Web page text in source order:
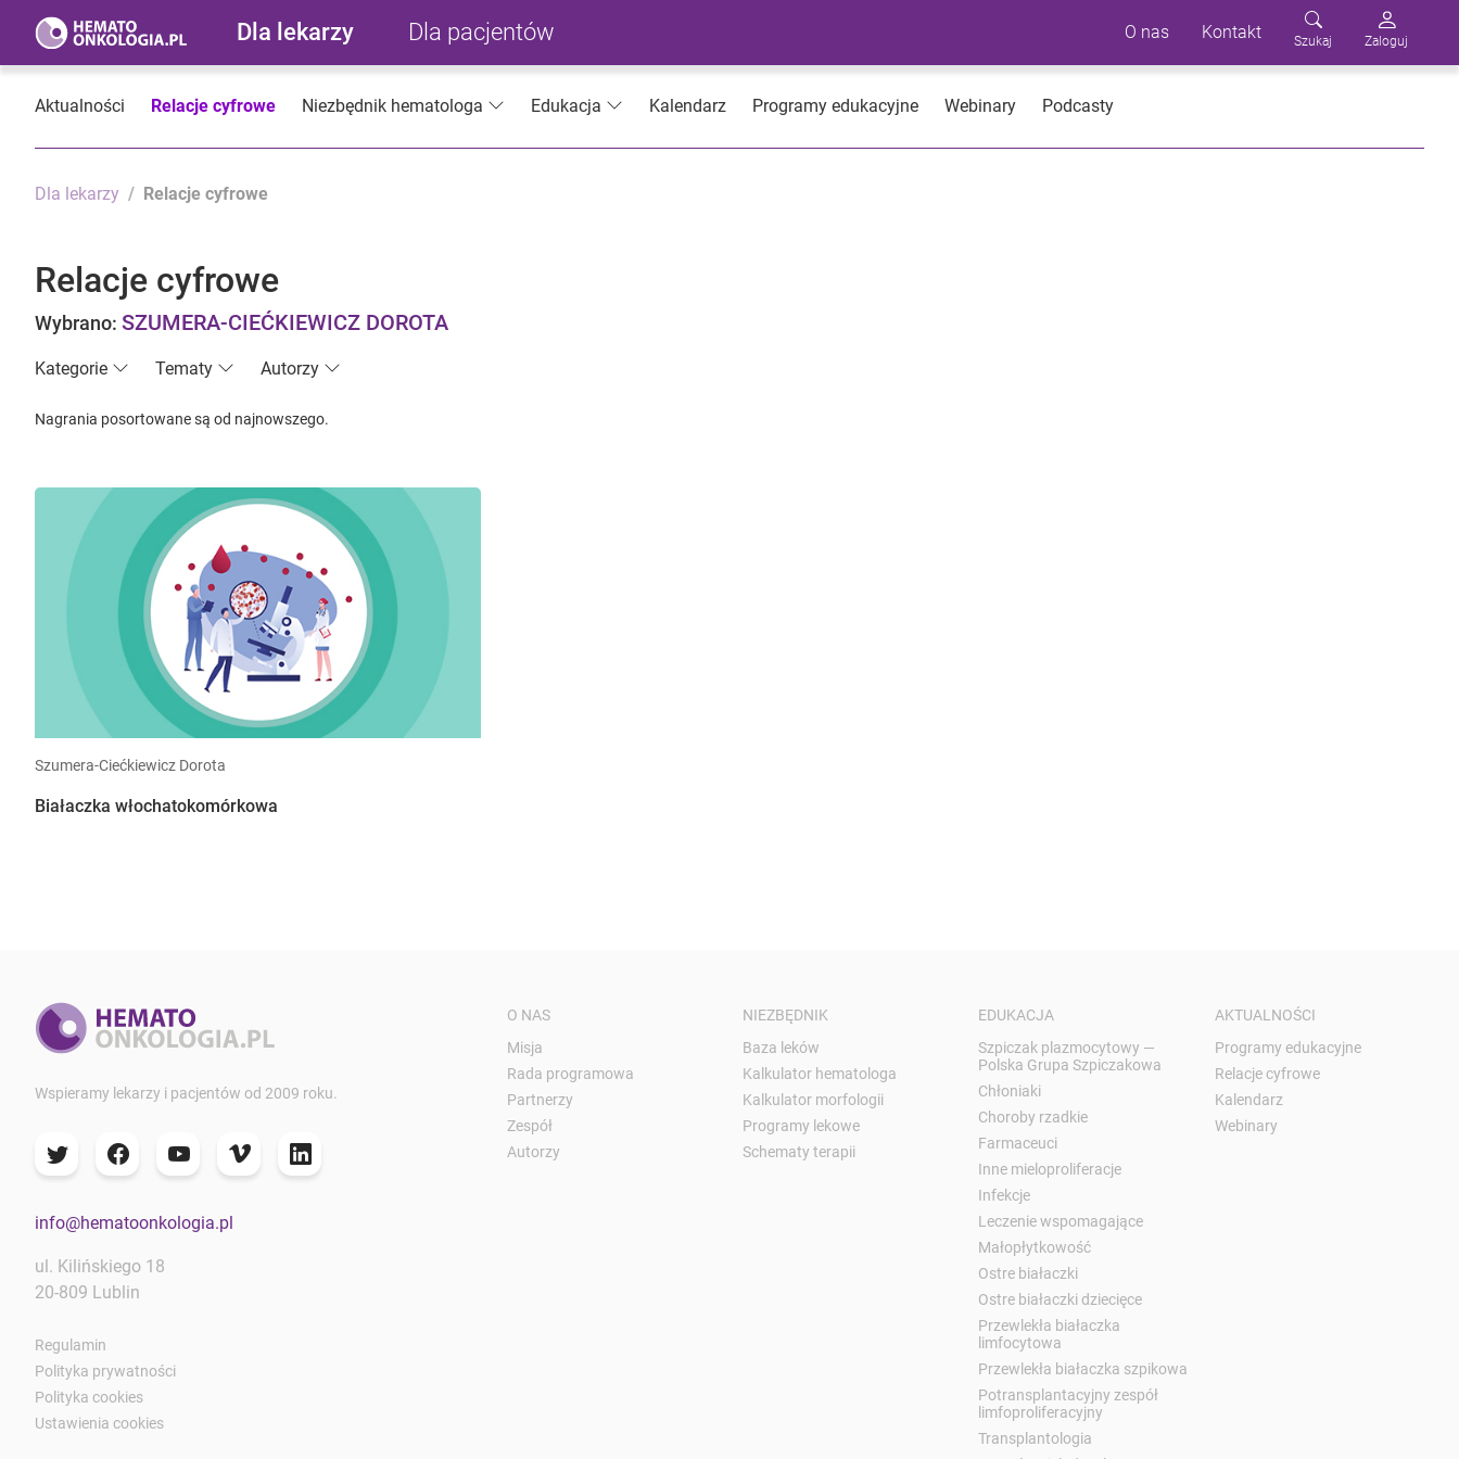
Dla lekarzy Dla pacjentów O nas Kontakt Szukaj Zaloguj
Aktualności Relacje cyfrowe Niezbędnik hematologa Edukacja Kalendarz Programy edukacyjne Webinary Podcasty
Dla lekarzy Relacje cyfrowe
Relacje cyfrowe
Wybrano: SZUMERA-CIEĆKIEWICZ DOROTA
Kategorie Tematy Autorzy
Nagrania posortowane są od najnowszego.
Szumera-Ciećkiewicz Dorota
Białaczka włochatokomórkowa
Wspieramy lekarzy i pacjentów od 2009 roku.
info@hematoonkologia.pl
ul. Kilińskiego 18
20-809 Lublin
Regulamin
Polityka prywatności
Polityka cookies
Ustawienia cookies
O NAS
Misja
Rada programowa
Partnerzy
Zespół
Autorzy
NIEZBĘDNIK
Baza leków
Kalkulator hematologa
Kalkulator morfologii
Programy lekowe
Schematy terapii
EDUKACJA
Szpiczak plazmocytowy —
Polska Grupa Szpiczakowa
Chłoniaki
Choroby rzadkie
Farmaceuci
Inne mieloproliferacje
Infekcje
Leczenie wspomagające
Małopłytkowość
Ostre białaczki
Ostre białaczki dziecięce
Przewlekła białaczka
limfocytowa
Przewlekła białaczka szpikowa
Potransplantacyjny zespół
limfoproliferacyjny
Transplantologia
AKTUALNOŚCI
Programy edukacyjne
Relacje cyfrowe
Kalendarz
Webinary